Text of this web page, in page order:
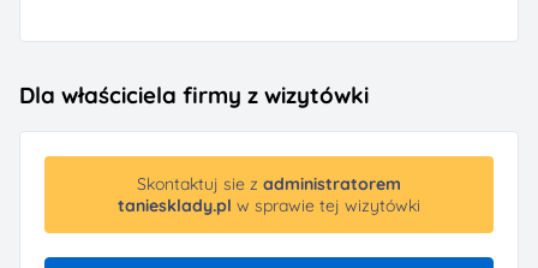
Dla właściciela firmy z wizytówki
Skontaktuj sie z administratorem
taniesklady.pl w sprawie tej wizytówki